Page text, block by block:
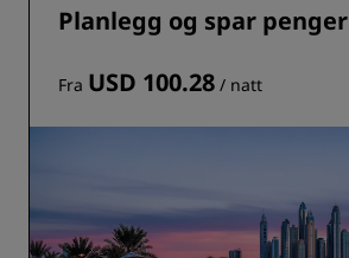
Planlegg og spar penger
Fra USD 100.28 / natt